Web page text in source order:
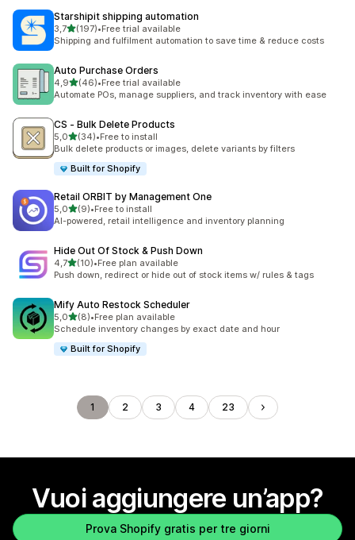
Starshipit shipping automation
3,7stelle su 5
(197)
197 recensioni totali
•Free trial available
Shipping and fulfilment automation to save time & reduce costs
Auto Purchase Orders
4,9stelle su 5
(46)
46 recensioni totali
•Free trial available
Automate POs, manage suppliers, and track inventory with ease
CS ‑ Bulk Delete Products
5,0stelle su 5
(34)
34 recensioni totali
•Free to install
Bulk delete products or images, delete variants by filters
Built for Shopify
Retail ORBIT by Management One
5,0stelle su 5
(9)
9 recensioni totali
•Free to install
AI-powered, retail intelligence and inventory planning
Hide Out Of Stock & Push Down
4,7stelle su 5
(10)
10 recensioni totali
•Free plan available
Push down, redirect or hide out of stock items w/ rules & tags
Mify Auto Restock Scheduler
5,0stelle su 5
(8)
8 recensioni totali
•Free plan available
Schedule inventory changes by exact date and hour
Built for Shopify
1 2 3 4 23
Vuoi aggiungere un’app?
Prova Shopify gratis per tre giorni